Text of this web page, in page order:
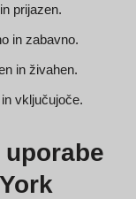
prijazen.
in zabavno.
in živahen.
vključujoče.